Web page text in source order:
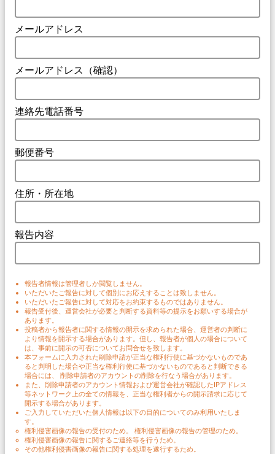
メールアドレス
メールアドレス（確認）
連絡先電話番号
郵便番号
住所・所在地
報告内容
報告者情報は管理者しか閲覧しません。
いただいたご報告に対して個別にお応えすることは致しません。
いただいたご報告に対して対応をお約束するものではありません。
報告受付後、運営会社が必要と判断する資料等の提示をお願いする場合が
あります。
投稿者から報告者に関する情報の開示を求められた場合、運営者の判断に
より情報を開示する場合があります。但し、報告者が個人の場合について
は、事前に開示の可否についてお問合せを致します。
本フォームに入力された削除申請が正当な権利行使に基づかないものであ
ると判明した場合や正当な権利行使に基づかないものであると判断できる
場合には、 削除申請者のアカウントの削除を行なう場合があります。
また、削除申請者のアカウント情報および運営会社が確認したIPアドレス
等ネットワーク上の全ての情報を、正当な権利者からの開示請求に応じて
開示する場合があります。
ご入力していただいた個人情報は以下の目的についてのみ利用いたしま
す。
権利侵害画像の報告の受付のため。 権利侵害画像の報告の管理のため。
権利侵害画像の報告に関するご連絡等を行うため。
その他権利侵害画像の報告に関する処理を遂行するため。